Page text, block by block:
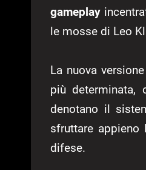
gameplay
le mosse di Leo
La nuova
più determinata,
denotano il
sfruttare appieno
difese.